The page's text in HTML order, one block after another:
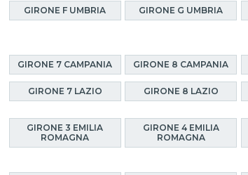
GIRONE F UMBRIA GIRONE G UMBRIA
GIRONE 7 CAMPANIA GIRONE 8 CAMPANIA
GIRONE 7 LAZIO GIRONE 8 LAZIO
GIRONE 3 EMILIA
ROMAGNA
GIRONE 4 EMILIA
ROMAGNA